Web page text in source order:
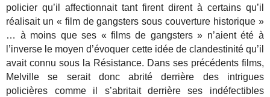
policier qu’il affectionnait tant firent dirent à certains qu’il
réalisait un « film de gangsters sous couverture historique »
… à moins que ses « films de gangsters » n’aient été à
l’inverse le moyen d’évoquer cette idée de clandestinité qu’il
avait connu sous la Résistance. Dans ses précédents films,
Melville se serait donc abrité derrière des intrigues
policières comme il s’abritait derrière ses indéfectibles